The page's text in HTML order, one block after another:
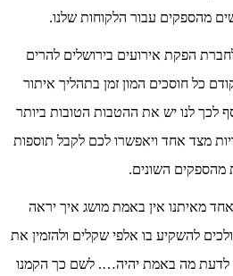
מהספקים עבור הלקוחות שלנו.
הפקת אירועים בירושלים להרים
כל חוסכים המון זמן בתהליך איתור
לכך לנו יש את ההטבות הטובות ביותר
מצד אחד ויאפשרו לכם לקבל תוספות
מהספקים השונים.
מאיתנו אין באמת מושג איך יראה
להשקיע בו אלפי שקלים ולהזמין את
לדעת מה באמת יהיה…. לשם כך הקמנו